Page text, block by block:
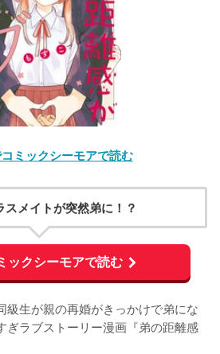
ミックシーモアで読む
スメイトが突然弟に！？
ックシーモアで読む
級生が親の再婚がきっかけで弟にな
ぎラブストーリー漫画『弟の距離感